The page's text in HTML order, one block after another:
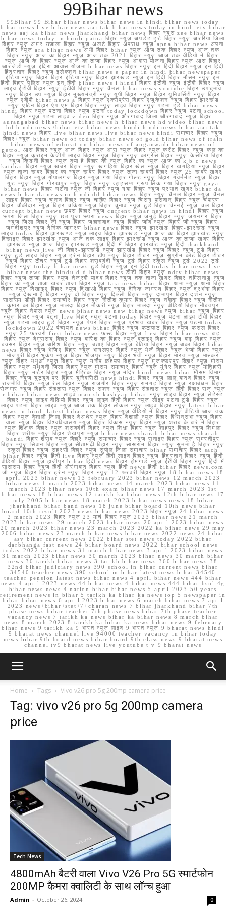
99Bihar news
99Bihar 99 Bihar bihar news bihar news in hindi bihar news today
bihar news live bihar news aaj tak bihar news today in hindi etv bihar
news aaj ka bihar news jharkhand bihar news बिहार न्यूस zee bihar news
bihar news today in hindi patna बिहार न्यूज़ अपडेट टुडे बिहार न्यूज़ अररिया जिला
बिहार न्यूज़ अमर उजाला बिहार न्यूज़ अलर्ट बिहार अपराध न्यूज़ apna bihar news अपना
बिहार न्यूज़ ara bihar news अभी बिहार bihar न्यूज़ आज तक बिहार न्यूज़ आज तक
बिहार न्यूज़ आज का बिहार न्यूज़ आज तक 2021 बिहार न्यूज़ आज तक वीडियो में बिहार
न्यूज़ आज के बिहार न्यूज़ आज का ताजा बिहार न्यूज़ आवास योजना बिहार न्यूज़ आरा बिहार
आरजेडी न्यूज़ इंदिरा आवास योजना bihar news बिहार न्यूज़ इन हिंदी बिहार न्यूज़ इन हिंदी
हिंदुस्तान बिहार न्यूज़ इलेक्शन bihar news e paper in hindi bihar newspaper
इंडिया न्यूज़ बिहार बिहार इंडिया न्यूज़ बिहार झारखंड न्यूज़ इन हिंदी बिहार मौसम न्यूज़ इन
हिंदी बिहार पुलिस न्यूज़ इन हिंदी bihar news i hindi बिहार ईटीवी न्यूज़ ईटीवी बिहार न्यूज़
लाइव ईटीवी बिहार न्यूज़ ईटीवी बिहार न्यूज़ चैनल bihar news youtube बिहार उपचुनाव
न्यूज़ बिहार उप न्यूज़ बिहार मुख्यमंत्री न्यूज़ यूपी बिहार न्यूज़ बिहार यूनिवर्सिटी न्यूज़ बिहार
न्यूज़ एबीपी bihar news a बिहार न्यूज़ एक्सप्रेस बिहार एजुकेशन न्यूज़ बिहार झारखंड
न्यूज़ एटिन बिहार ऐप एम बिहार बिहार न्यूज़ लाइव बिहार न्यूज़ पटना टुडे bihar news
hindi बिहार न्यूज़ पटना बिहार न्यूज़ पटना today lockdown बिहार न्यूज़ पटना school
बिहार न्यूज़ पटना लाइव video बिहार न्यूज़ औरंगाबाद जिला औरंगाबाद न्यूज़ बिहार
aurangabad bihar news bihar news h bihar news hd video bihar news
hd hindi news /bihar etv bihar news hindi hindi news bihar aaj tak
hindi news बिहार live bihar news live bihar news hindi समाचार बिहार न्यूज़
बिहार+न्यूज़ bihar news of today bihar news of gold bihar news of train
bihar news of education bihar news of anganwadi bihar news of
petrol आरा बिहार न्यूज़ आज बिहार न्यूज़ आरा न्यूज़ बिहार न्यूज़ करंट बिहार न्यूज़ कल का
बिहार न्यूज़ क्राइम केजीपी लाइव बिहार न्यूज़ बिहार न्यूज़ कांग्रेस बिहार न्यूज़ केसरिया बिहार
न्यूज़ किडनी बिहार न्यूज़ क्या है बिहार की न्यूज़ बिहार का न्यूज़ आज का k b c news
katihar बिहार न्यूज़ खबर बिहार न्यूज़ खगड़िया बिहार खेल न्यूज़ बिहार खगड़िया न्यूज़ बिहार
न्यूज़ ताजा खबर बिहार का न्यूज़ खबर बिहार न्यूज़ ताजा खबरी बिहार न्यूज़ 25 खबर खबर
बिहार बिहार न्यूज़ गोपालगंज बिहार न्यूज़ गया बिहार गोल्ड न्यूज़ बिहार गवर्नमेंट न्यूज़ बिहार
गुड न्यूज़ बिहार गोरखपुर न्यूज़ बिहार न्यूज़ व्हाट्सप्प ग्रुप लिंक गया बिहार न्यूज़ gaya
bihar news बिहार घटना न्यूज़ जी बिहार न्यूज़ गया बिहार न्यूज़ प्रभात खबर bihar da
news bihar da news in hindi dd bihar news बिहार न्यूज़ चैनल बिहार न्यूज़ चैनल
लाइव बिहार न्यूज़ चुनाव बिहार न्यूज़ चाहिए बिहार न्यूज़ चिराग पासवान बिहार न्यूज़ चंपारण
बिहार चौकीदार न्यूज़ बिहार चकिया न्यूज़ बिहार चुनाव न्यूज़ टुडे बिहार चेन्नई न्यूज़ चल बिहार
current bihar news छपरा बिहार न्यूज़ current bihar news in hindi बिहार न्यूज़
छपरा जिला बिहार न्यूज़ छठ पूजा छपरा news बिहार न्यूज़ जमुई बिहार न्यूज़ जयनगर बिहार
न्यूज़ जिला बिहार जी न्यूज़ बिहार जहानाबाद न्यूज़ बिहार जॉब न्यूज़ बिहार ज़ी न्यूज़ बिहार
जगदीशपुर न्यूज़ दैनिक जागरण bihar news बिहार न्यूज़ झारखंड बिहार-झारखंड न्यूज़
लाइव today बिहार झारखण्ड न्यूज़ लाइव बिहार झारखंड न्यूज़ आज का बिहार झारखंड न्यूज़
दिखाइए बिहार झारखंड न्यूज़ आज तक लाइव बिहार झारखंड न्यूज़ आज का ताजा खबर बिहार
झारखंड न्यूज़ आज बिहार झारखंड न्यूज़ हिंदी में बिहार झारखंड न्यूज़ हिंदी jharkhand
bihar news live जी बिहार-झारखंड न्यूज़ झारखंड बिहार न्यूज़ बिहार न्यूज़ टुडे बिहार
न्यूज़ टुडे लाइव बिहार न्यूज़ ट्रेन बिहार टॉप न्यूज़ बिहार टीचर न्यूज़ सुप्रीम कोर्ट बिहार टीचर
न्यूज़ बिहार टीचर न्यूज़ टुडे बिहार शराबबंदी न्यूज़ टुडे बिहार स्कूल न्यूज़ टुडे 2022 टुडे
बिहार न्यूज़ today bihar news टुडे बिहार न्यूज़ इन हिंदी today bihar news live
bihar news the hindu d d bihar news डीडी बिहार न्यूज़ ndtv bihar news
बिहार न्यूज़ ताजा बिहार न्यूज़ तेजस्वी यादव बिहार न्यूज़ तक ताजा खबर बिहार तमिलनाडु न्यूज़
बिहार का न्यूज़ ताजा खबर ताजा बिहार न्यूज़ taja news bihar बिहार थाना न्यूज़ थाना बिहार
बिहार न्यूज़ दिखाइए बिहार न्यूज़ दिखाओ बिहार न्यूज़ दैनिक जागरण बिहार न्यूज़ दरभंगा बिहार
न्यूज़ देखना है बिहार न्यूज़ दो बिहार न्यूज़ दिल्ली बिहार न्यूज़ दानापुर बिहार दर्शन न्यूज़
सासाराम डीडी बिहार समाचार बिहार न्यूज़ नीतीश कुमार बिहार न्यूज़ नवादा बिहार न्यूज़ नीतीश
कुमार का बिहार न्यूज़ नालंदा बिहार नौकरी न्यूज़ बिहार नालंदा न्यूज़ वीडियो बिहार नौबतपुर
न्यूज़ बिहार नेपाल न्यूज़ news bihar news new bihar news न्यूज़ bihar न्यूज़ बिहार
न्यूज़ बिहार न्यूज़ पटना live बिहार न्यूज़ पटना today बिहार न्यूज़ पटना लाइव टीवी बिहार
न्यूज़ पटना लाइव टुडे बिहार न्यूज़ पेपर बिहार न्यूज़ प्रभात खबर बिहार न्यूज़ पटना today
lockdown 2022 पंचायत news bihar बिहार न्यूज़ फटाफट बिहार न्यूज़ फसल बिहार
न्यूज़ 25 फरवरी first bihar news फर्स्ट बिहार न्यूज़ first बिहार bihar news बाढ़
बिहार न्यूज़ बेगूसराय बिहार न्यूज़ बारिश का बिहार न्यूज़ बताइए बिहार न्यूज़ बाढ़ बिहार न्यूज़
बक्सर बिहार न्यूज़ बारिश बिहार न्यूज़ बताएं बिहार न्यूज़ बेतिया बिहार न्यूज़ बांका बिहार bihar
news बिहार न्यूज़ भेजिए बिहार न्यूज़ भागलपुर बिहार न्यूज़ भेजें बिहार न्यूज़ भेजो बिहार न्यूज़
भोजपुरी बिहार भूकंप न्यूज़ बिहार भोजपुर न्यूज़ बिहार भर्ती न्यूज़ बिहार भारत न्यूज़ भास्कर
न्यूज़ बिहार भभुआ न्यूज़ बिहार न्यूज़ मनीष कश्यप बिहार न्यूज़ मुजफ्फरपुर बिहार न्यूज़ मौसम
बिहार न्यूज़ मधुबनी जिला बिहार न्यूज़ मौसम समाचार बिहार न्यूज़ मुंगेर बिहार न्यूज़ मोतिहारी
बिहार न्यूज़ मर्डर बिहार न्यूज़ मैट्रिक बिहार न्यूज़ मंदिर hindi news bihar मौसम विभाग
बिहार न्यूज़ यूट्यूब पर बिहार यूनिवर्सिटी news hindi बिहार न्यूज़ लालू यादव बिहार न्यूज़
राजनीति बिहार न्यूज़ रेल बिहार न्यूज़ राजगीर बिहार न्यूज़ रामगढ़ बिहार न्यूज़ रक्षाबंधन बिहार
रोजगार न्यूज़ बिहार रोहतास न्यूज़ बिहार राशन न्यूज़ बिहार रोहतास न्यूज़ हिंदी बिहार राज न्यूज़
r bihar bihar news लाइव manish kashyap bihar न्यूज़ लाइव बिहार न्यूज़ लेटेस्ट
बिहार न्यूज़ लाइव वीडियो बिहार न्यूज़ लाइव हिंदी बिहार न्यूज़ लाइव पटना टुडे बिहार न्यूज़
लाइव पटना बिहार लाइव न्यूज़ आज तक बिहार लोकल न्यूज़ लाइव बिहार न्यूज़ latest bihar
news in hindi latest bihar news बिहार न्यूज़ वीडियो में बिहार न्यूज़ वीडियो आज तक
बिहार न्यूज़ वैशाली जिला बिहार वेअथेर न्यूज़ बिहार वैशाली न्यूज़ बिहार विधानसभा न्यूज़ बिहार
वाला न्यूज़ बिहार विश्वविद्यालय न्यूज़ बिहार विकास न्यूज़ बिहार न्यूज़ शराब के बारे में बिहार
न्यूज़ शिक्षक बिहार न्यूज़ शराबबंदी बिहार न्यूज़ शिक्षा बिहार न्यूज़ शाहपुर बिहार न्यूज़ शिमला
बिहार शरीफ न्यूज़ बिहार शेखपुरा न्यूज़ bihar news sharab bihar news sharab
bandi बिहार शराब न्यूज़ बिहार न्यूज़ समाचार बिहार न्यूज़ सुनाइए बिहार न्यूज़ समस्तीपुर
बिहार न्यूज़ सिवान बिहार न्यूज़ सीतामढ़ी बिहार न्यूज़ सासाराम बिहार न्यूज़ सुनना है बिहार न्यूज़
स्कूल बिहार न्यूज़ सहरसा बिहार न्यूज़ सुपौल जिला समाचार bihar समाचार बिहार sach
bihar बिहार न्यूज़ हिंदी live बिहार न्यूज़ हिंदी लाइव बिहार न्यूज़ हिंदुस्तान बिहार न्यूज़ हिंदी
वीडियो बिहार न्यूज़ हाजीपुर bihar हिंदी news बिहार होमगार्ड न्यूज़ ईटीवी बिहार न्यूज़ हिंदी में
सासाराम बिहार न्यूज़ हिंदी औरंगाबाद बिहार न्यूज़ हिंदी news हिंदी bihar बिहार news.com
जी न्यूज बिहार बिहार ट्रेन न्यूज़ बिहार न्यूज़ 12 फरवरी बिहार न्यूज़ 18 bihar news 18
april 2023 bihar news 13 february 2023 bihar news 12 march 2023
bihar news 1 march 2023 bihar news 14 march 2023 bihar news 11
march 2023 bihar news 10th exam bihar news 17 march 2023 1st
bihar news 18 bihar news 12 tarikh ka bihar news 12th bihar news 17
july 2005 bihar news 18 march 2023 bihar news news 18 bihar
jharkhand bihar band news 18 june bihar board 10th news bihar
board 10th result 2023 news bihar news 2023 बिहार न्यूज़ 24 bihar news
2 march 2023 बिहार न्यूज़ 23 मार्च बिहार न्यूज़ 2023 bihar news 21 march
2023 bihar news 29 march 2023 bihar news 20 april 2023 bihar news
20 march 2023 bihar news 23 march 2023 2022 ka bihar news 29 may
2006 bihar news 23 march bihar news bihar news 2022 news 24 bihar
asv bihar current news 2022 bihar stet news today 2022 bihar
darbhanga fast news 24 bihar board news 2022 bihar school news
today 2022 bihar news 31 march bihar news 3 april 2023 bihar news
31 march 2023 bihar news 30 march 2023 bihar news 30 march bihar
news 30 tarikh bihar news 3 tarikh bihar news 360 bihar news 38
32nd bihar judiciary news 390 school in bihar current news bihar
34540 teacher news 390 school in bihar latest news bihar 34540
teacher pension latest news bihar news 4 april bihar news 444 bihar
news 4 april 2023 news 44 bihar news 4 bihar news 444 bihar bsnl 4g
bihar news news 4 nation bihar bihar news 5 april 2023 50 years
retirement news in bihar 5 tarikh ka bihar ka news top 5 newspaper in
bihar bihar news 6 april 2023 bihar news 6 march bihar news 7 april
2023 news+bihar+stet+7+charan news 7 bihar jharkhand bihar 7th
phase news bihar teacher 7th phase news bihar 7th phase teacher
vacancy news 7 tarikh ka news bihar ka bihar news 8 march bihar
news 8 march 2023 8 tarikh ka bihar ka news bihar news 9 february
bihar news 9 tarikh ka 9 भारत न्यूज़ लाइव 9 भारत न्यूज़ 9 bharat news hindi
9 bharat news channel live 94000 teacher vacancy in bihar today
news bihar 9th board news bihar board 9th class news 9 bharat news
channel tv9 bharat news live youtube t v 9 bharat news
Home Tags Vivo v26 pro 5g 200mp camera price
Tag: vivo v26 pro 5g 200mp camera
price
Tech News
4800mAh बैटरी वाला Vivo V26 Pro 5G स्मार्टफोन
200MP कैमरा क्वालिटी के साथ लॉन्च हुआ
Admin - October 26, 2024 0